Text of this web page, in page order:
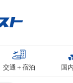
交通＋宿泊 国